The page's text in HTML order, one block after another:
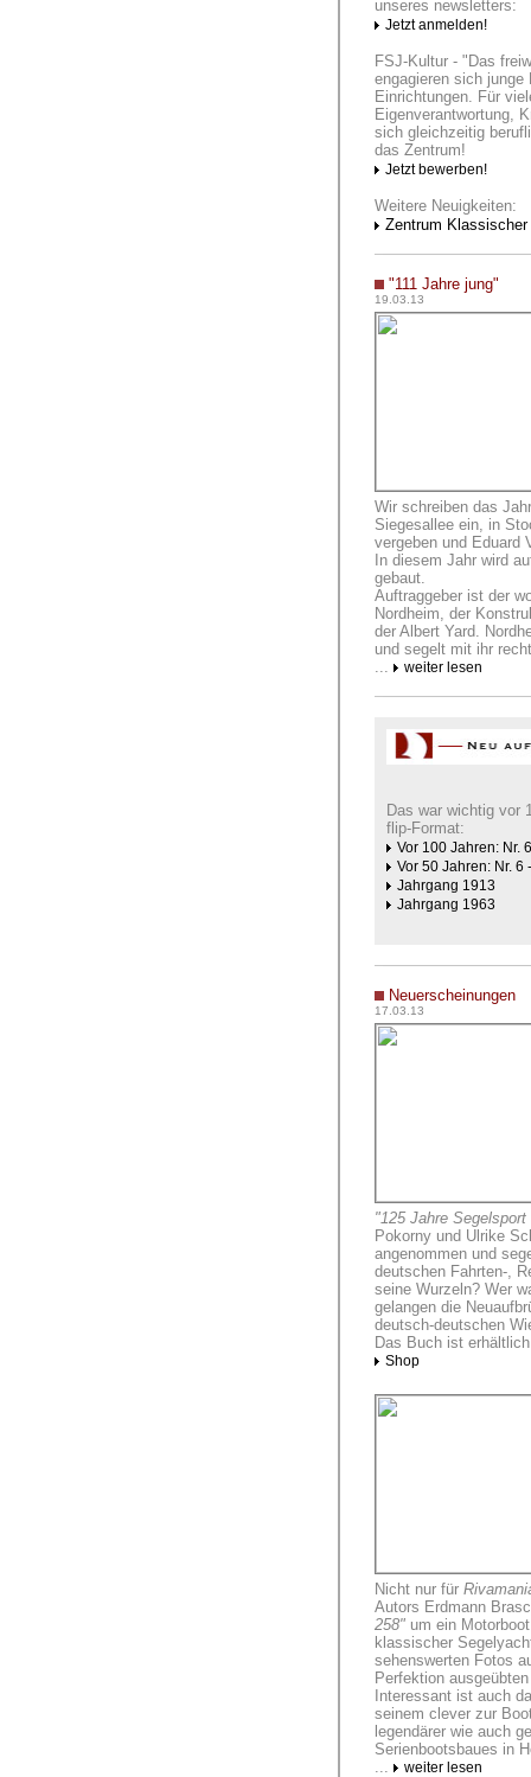
unseres newsletters:
Jetzt anmelden!
FSJ-Kultur - "Das
engagieren sich
Einrichtungen. Für
Eigenverantwortung,
sich gleichzeitig
das Zentrum!
Jetzt bewerben!
Weitere Neuigkeiten:
Zentrum Klassischer
"111 Jahre jung"
19.03.13
Wir schreiben das
Siegesallee ein, in
vergeben und Eduard
In diesem Jahr wird
gebaut.
Auftraggeber ist der
Nordheim, der
der Albert Yard.
und segelt mit ihr
...
weiter lesen
Das war wichtig vor
flip-Format:
Vor 100 Jahren: Nr.
Vor 50 Jahren: Nr. 6
Jahrgang 1913
Jahrgang 1963
Neuerscheinungen
17.03.13
"125 Jahre
Pokorny und Ulrike
angenommen und
deutschen Fahrten-,
seine Wurzeln? Wer
gelangen die
deutsch-deutschen
Das Buch ist
Shop
Nicht nur für
Autors Erdmann
258"um ein
klassischer
sehenswerten Fotos
Perfektion
Interessant ist auch
seinem clever zur
legendärer wie auch
Serienbootsbaues in
...
weiter lesen